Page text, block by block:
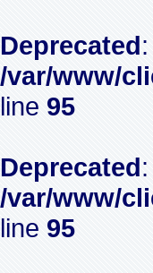
Deprecated
/var/www/
line 95
Deprecated
/var/www/
line 95